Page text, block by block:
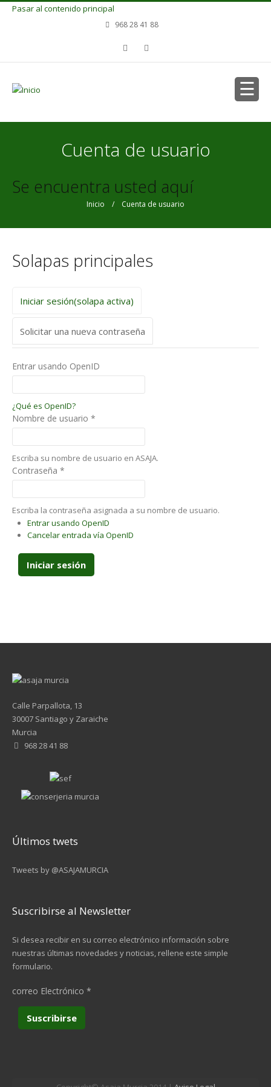
Pasar al contenido principal
968 28 41 88
Cuenta de usuario
Se encuentra usted aquí
Inicio / Cuenta de usuario
Solapas principales
Iniciar sesión(solapa activa)
Solicitar una nueva contraseña
Entrar usando OpenID
¿Qué es OpenID?
Nombre de usuario *
Escriba su nombre de usuario en ASAJA.
Contraseña *
Escriba la contraseña asignada a su nombre de usuario.
Entrar usando OpenID
Cancelar entrada vía OpenID
Calle Parpallota, 13
30007 Santiago y Zaraiche
Murcia
968 28 41 88
Últimos twets
Tweets by @ASAJAMURCIA
Suscribirse al Newsletter
Si desea recibir en su correo electrónico información sobre
nuestras últimas novedades y noticias, rellene este simple
formulario.
correo Electrónico *